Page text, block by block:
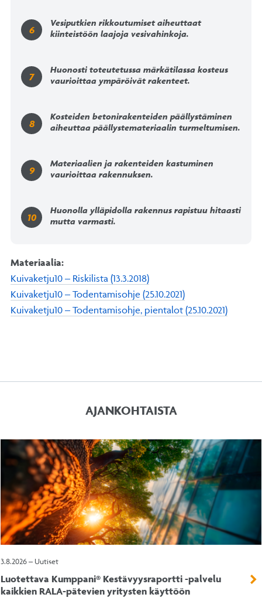
Vesiputkien rikkoutumiset aiheuttaat
kiinteistöön laajoja vesivahinkoja.
Huonosti toteutetussa märkätilassa kosteus
vaurioittaa ympäröivät rakenteet.
Kosteiden betonirakenteiden päällystäminen
aiheuttaa päällystemateriaalin turmeltumisen.
Materiaalien ja rakenteiden kastuminen
vaurioittaa rakennuksen.
Huonolla ylläpidolla rakennus rapistuu hitaasti
mutta varmasti.
Materiaalia:
Kuivaketju10 – Riskilista (13.3.2018)
Kuivaketju10 – Todentamisohje (25.10.2021)
Kuivaketju10 – Todentamisohje, pientalot (25.10.2021)
AJANKOHTAISTA
3.8.2026 – Uutiset
Luotettava Kumppani® Kestävyysraportti -palvelu
kaikkien RALA-pätevien yritysten käyttöön